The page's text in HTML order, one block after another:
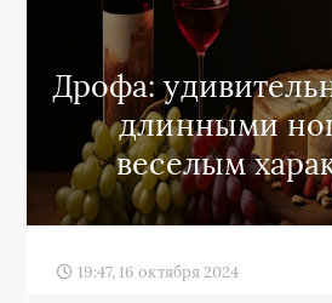
Дрофа:
длинными
веселым
19:47, 16 октября 2024